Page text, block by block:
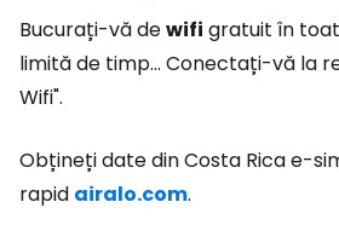
Bucurați-vă dewifi gratuit în
limită de timp... Conectați-vă la
Wifi".
Obțineți date din Costa Rica e-
rapid airalo.com.